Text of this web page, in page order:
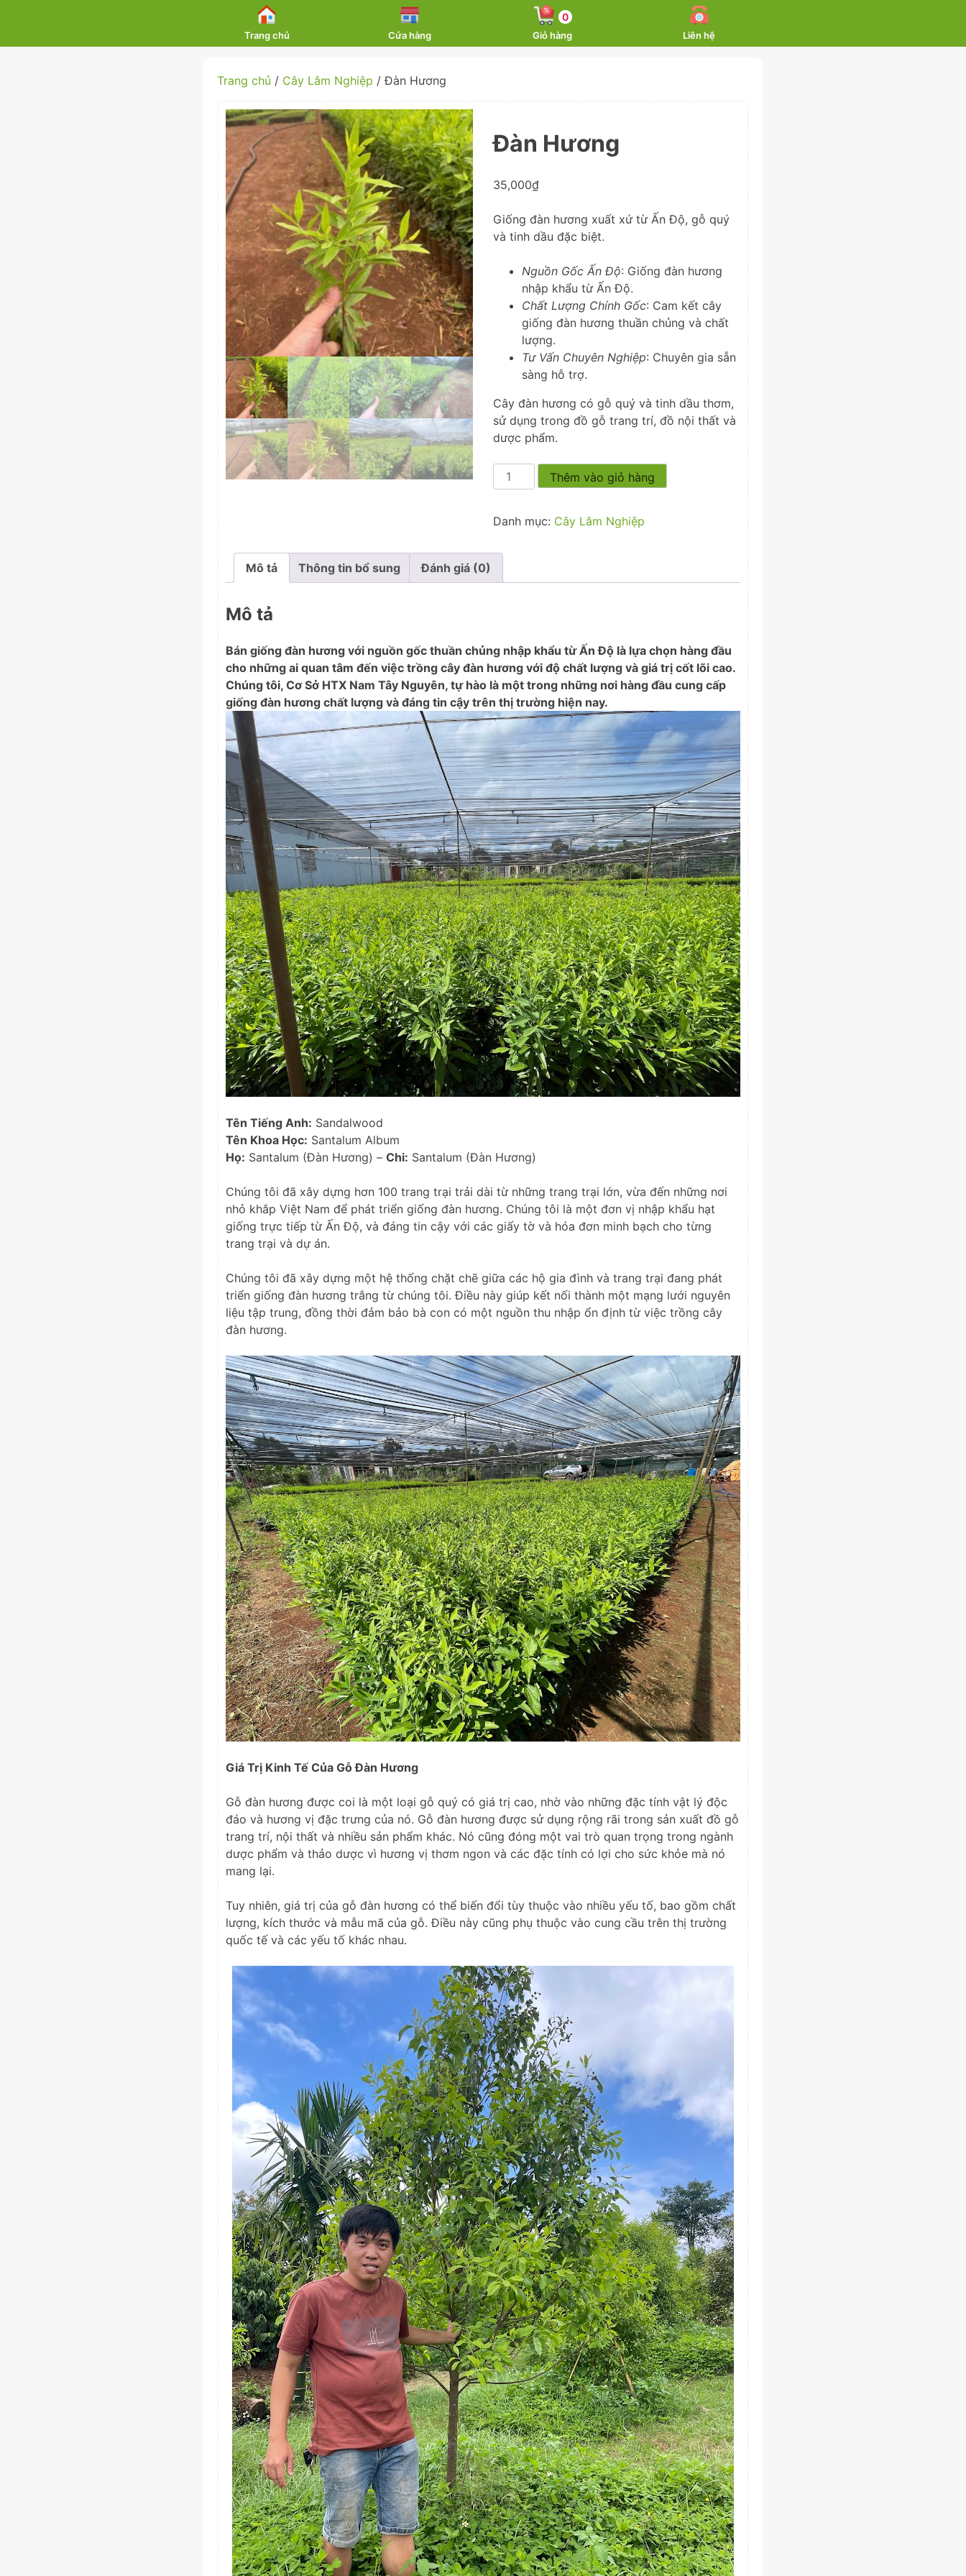
Trang chủ Cửa hàng
0
Giỏ hàng Liên hệ
Trang chủ / Cây Lâm Nghiệp / Đàn Hương
Đàn Hương
35,000₫
Giống đàn hương xuất xứ từ Ấn Độ, gỗ quý
và tinh dầu đặc biệt.
Nguồn Gốc Ấn Độ: Giống đàn hương
nhập khẩu từ Ấn Độ.
Chất Lượng Chính Gốc: Cam kết cây
giống đàn hương thuần chủng và chất
lượng.
Tư Vấn Chuyên Nghiệp: Chuyên gia sẵn
sàng hỗ trợ.
Cây đàn hương có gỗ quý và tinh dầu thơm,
sử dụng trong đồ gỗ trang trí, đồ nội thất và
dược phẩm.
Đàn
Hương
lượng
Thêm vào giỏ hàng
Danh mục: Cây Lâm Nghiệp
Mô tả Thông tin bổ sung Đánh giá (0)
Mô tả
Bán giống đàn hương với nguồn gốc thuần chủng nhập khẩu từ Ấn Độ là lựa chọn hàng đầu
cho những ai quan tâm đến việc trồng cây đàn hương với độ chất lượng và giá trị cốt lõi cao.
Chúng tôi, Cơ Sở HTX Nam Tây Nguyên, tự hào là một trong những nơi hàng đầu cung cấp
giống đàn hương chất lượng và đáng tin cậy trên thị trường hiện nay.
Tên Tiếng Anh: Sandalwood
Tên Khoa Học: Santalum Album
Họ: Santalum (Đàn Hương) – Chi: Santalum (Đàn Hương)
Chúng tôi đã xây dựng hơn 100 trang trại trải dài từ những trang trại lớn, vừa đến những nơi
nhỏ khắp Việt Nam để phát triển giống đàn hương. Chúng tôi là một đơn vị nhập khẩu hạt
giống trực tiếp từ Ấn Độ, và đáng tin cậy với các giấy tờ và hóa đơn minh bạch cho từng
trang trại và dự án.
Chúng tôi đã xây dựng một hệ thống chặt chẽ giữa các hộ gia đình và trang trại đang phát
triển giống đàn hương trắng từ chúng tôi. Điều này giúp kết nối thành một mạng lưới nguyên
liệu tập trung, đồng thời đảm bảo bà con có một nguồn thu nhập ổn định từ việc trồng cây
đàn hương.
Giá Trị Kinh Tế Của Gỗ Đàn Hương
Gỗ đàn hương được coi là một loại gỗ quý có giá trị cao, nhờ vào những đặc tính vật lý độc
đáo và hương vị đặc trưng của nó. Gỗ đàn hương được sử dụng rộng rãi trong sản xuất đồ gỗ
trang trí, nội thất và nhiều sản phẩm khác. Nó cũng đóng một vai trò quan trọng trong ngành
dược phẩm và thảo dược vì hương vị thơm ngon và các đặc tính có lợi cho sức khỏe mà nó
mang lại.
Tuy nhiên, giá trị của gỗ đàn hương có thể biến đổi tùy thuộc vào nhiều yếu tố, bao gồm chất
lượng, kích thước và mẫu mã của gỗ. Điều này cũng phụ thuộc vào cung cầu trên thị trường
quốc tế và các yếu tố khác nhau.